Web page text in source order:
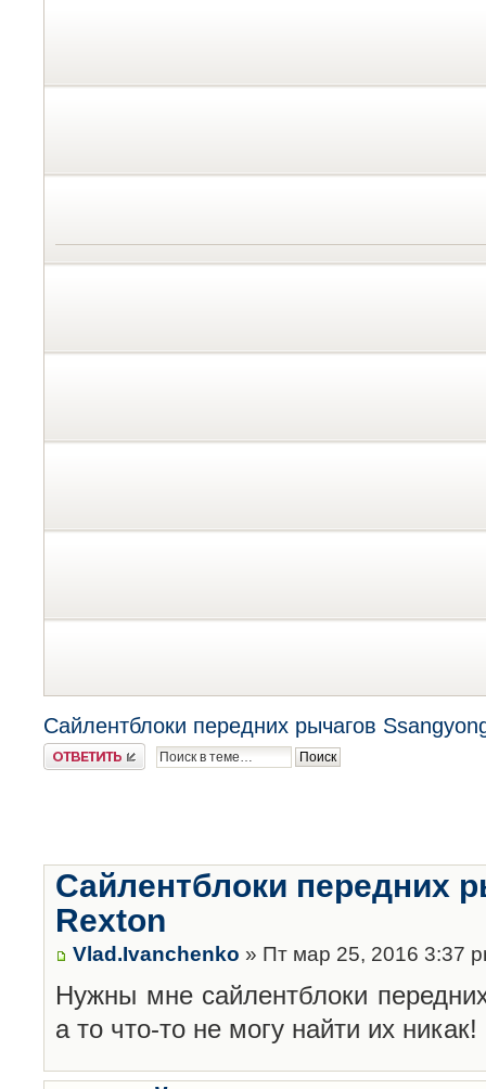
Сайлентблоки передних рычагов
Ответить
Сайлентблоки передних
Rexton
Vlad.Ivanchenko » Пт мар 25, 2016 3:37
Нужны мне сайлентблоки
а то что-то не могу найти их никак!